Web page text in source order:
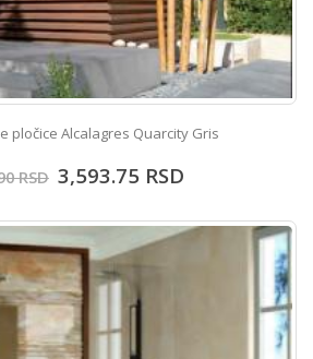
pločice Alcalagres Quarcity Gris
RSD 3,593.75 RSD